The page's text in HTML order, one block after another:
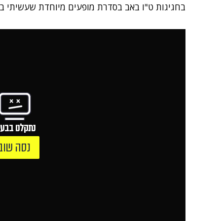
בחגיגות ט"ו באב בסדרת מופעים מיוחדת שעשיתי
נתקלנו
נסה